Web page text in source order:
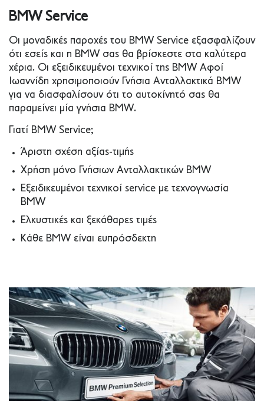
BMW Service
Οι μοναδικές παροχές του BMW Service εξασφαλίζουν
ότι εσείς και η BMW σας θα βρίσκεστε στα καλύτερα
χέρια. Οι εξειδικευμένοι τεχνικοί της BMW Αφοί
Ιωαννίδη χρησιμοποιούν Γνήσια Ανταλλακτικά BMW
για να διασφαλίσουν ότι το αυτοκίνητό σας θα
παραμείνει μία γνήσια BMW.
Γιατί BMW Service;
Άριστη σχέση αξίας-τιμής
Χρήση μόνο Γνήσιων Ανταλλακτικών BMW
Εξειδικευμένοι τεχνικοί service με τεχνογνωσία
BMW
Ελκυστικές και ξεκάθαρες τιμές
Κάθε BMW είναι ευπρόσδεκτη